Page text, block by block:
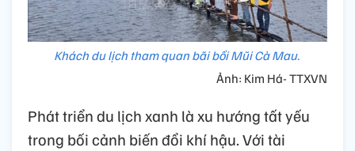
Khách du lịch tham quan bãi bồi Mũi Cà Mau.
Ảnh: Kim Há- TTXVN
Phát triển du lịch xanh là xu hướng tất yếu
trong bối cảnh biến đổi khí hậu. Với tài